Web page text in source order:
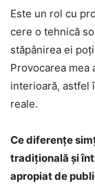
Este un rol cu
cere o tehnică
stăpânirea ei
Provocarea mea
interioară, astfel
reale.
Ce diferențe
tradițională și
apropiat de